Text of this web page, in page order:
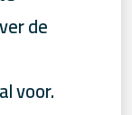
de
voor.